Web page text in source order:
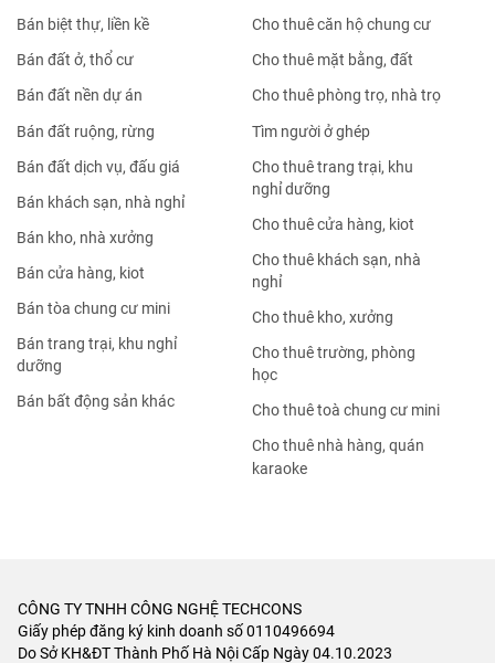
Bán biệt thự, liền kề
Bán đất ở, thổ cư
Bán đất nền dự án
Bán đất ruộng, rừng
Bán đất dịch vụ, đấu giá
Bán khách sạn, nhà nghỉ
Bán kho, nhà xưởng
Bán cửa hàng, kiot
Bán tòa chung cư mini
Bán trang trại, khu nghỉ
dưỡng
Bán bất động sản khác
Cho thuê căn hộ chung cư
Cho thuê mặt bằng, đất
Cho thuê phòng trọ, nhà trọ
Tìm người ở ghép
Cho thuê trang trại, khu
nghỉ dưỡng
Cho thuê cửa hàng, kiot
Cho thuê khách sạn, nhà
nghỉ
Cho thuê kho, xưởng
Cho thuê trường, phòng
học
Cho thuê toà chung cư mini
Cho thuê nhà hàng, quán
karaoke
CÔNG TY TNHH CÔNG NGHỆ TECHCONS
Giấy phép đăng ký kinh doanh số 0110496694
Do Sở KH&ĐT Thành Phố Hà Nội Cấp Ngày 04.10.2023